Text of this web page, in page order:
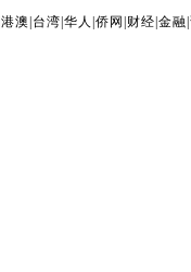
|港澳 台湾 |华人 |侨网 财经 |金融 |